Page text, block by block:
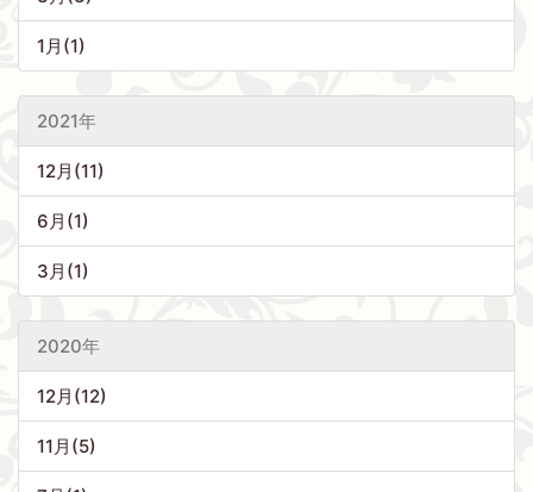
1月(1)
2021年
12月(11)
6月(1)
3月(1)
2020年
12月(12)
11月(5)